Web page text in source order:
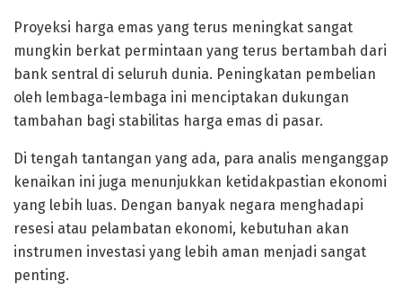
Proyeksi harga emas yang terus meningkat sangat
mungkin berkat permintaan yang terus bertambah dari
bank sentral di seluruh dunia. Peningkatan pembelian
oleh lembaga-lembaga ini menciptakan dukungan
tambahan bagi stabilitas harga emas di pasar.
Di tengah tantangan yang ada, para analis menganggap
kenaikan ini juga menunjukkan ketidakpastian ekonomi
yang lebih luas. Dengan banyak negara menghadapi
resesi atau pelambatan ekonomi, kebutuhan akan
instrumen investasi yang lebih aman menjadi sangat
penting.